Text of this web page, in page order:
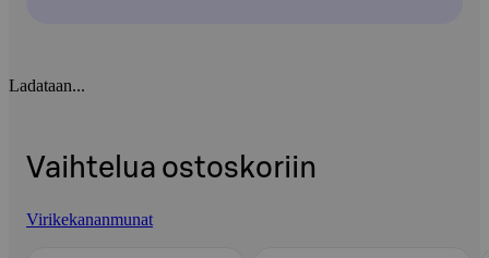
Ladataan...
Vaihtelua ostoskoriin
Virikekananmunat